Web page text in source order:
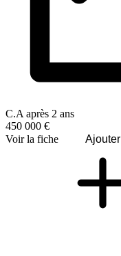
C.A après 2 ans
450 000 €
Voir la fiche
Ajouter